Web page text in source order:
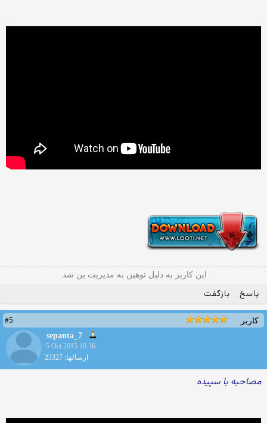
این کاربر به دلیل توهین به مدیریت بن شد.
پاسخ بازگفت
کاربر
#5
sepanta_7
5 Oct 2015 10:36
ارسالها: 23327
مصاحبه با سپیده